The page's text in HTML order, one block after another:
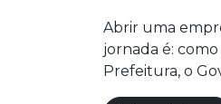
Abrir uma
jornada é:
Prefeitura, o